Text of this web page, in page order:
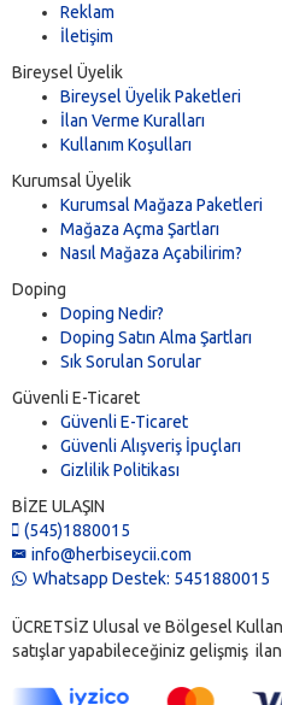
Reklam
İletişim
Bireysel Üyelik
Bireysel Üyelik Paketleri
İlan Verme Kuralları
Kullanım Koşulları
Kurumsal Üyelik
Kurumsal Mağaza Paketleri
Mağaza Açma Şartları
Nasıl Mağaza Açabilirim?
Doping
Doping Nedir?
Doping Satın Alma Şartları
Sık Sorulan Sorular
Güvenli E-Ticaret
Güvenli E-Ticaret
Güvenli Alışveriş İpuçları
Gizlilik Politikası
BİZE ULAŞIN
(545)1880015
info@herbiseycii.com
Whatsapp Destek: 5451880015
ÜCRETSİZ Ulusal ve Bölgesel
satışlar yapabileceğiniz gelişmiş ilan